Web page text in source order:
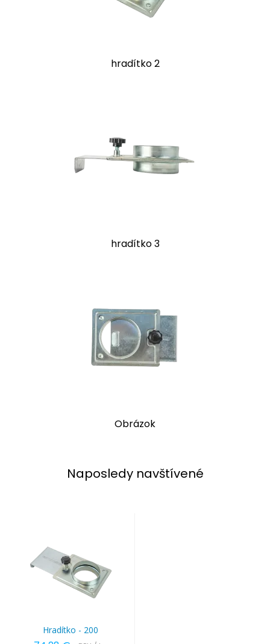
hradítko 2
hradítko 3
Obrázok
Naposledy navštívené
Hradítko - 200